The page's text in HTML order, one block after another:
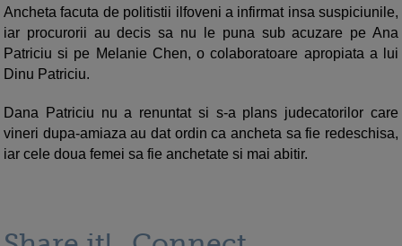
Ancheta facuta de politistii ilfoveni a infirmat insa suspiciunile,
iar procurorii au decis sa nu le puna sub acuzare pe Ana
Patriciu si pe Melanie Chen, o colaboratoare apropiata a lui
Dinu Patriciu.
Dana Patriciu nu a renuntat si s-a plans judecatorilor care
vineri dupa-amiaza au dat ordin ca ancheta sa fie redeschisa,
iar cele doua femei sa fie anchetate si mai abitir.